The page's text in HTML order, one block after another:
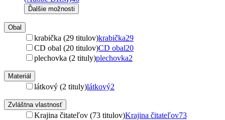
Ďalšie možnosti
Obal
krabička (29 titulov)krabička29
CD obal (20 titulov)CD obal20
plechovka (2 tituly)plechovka2
Materiál
látkový (2 tituly)látkový2
Zvláštna vlastnosť
Krajina čitateľov (73 titulov)Krajina čitateľov73